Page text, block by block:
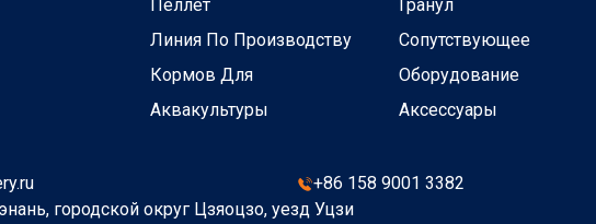
Пеллет
Линия По Производству
Кормов Для
Аквакультуры
Гранул
Сопутствующее
Оборудование
Аксессуары
+86 158 9001 3382
городской округ Цзяоцзо, уезд Уцзи